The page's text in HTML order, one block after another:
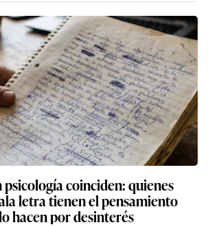
psicología coinciden: quienes
letra tienen el pensamiento
hacen por desinterés